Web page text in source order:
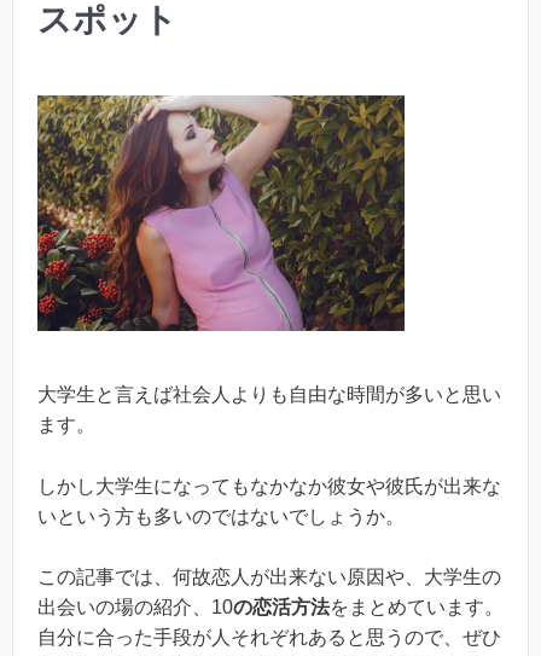
スポット
大学生と言えば社会人よりも自由な時間が多いと思い
ます。
しかし大学生になってもなかなか彼女や彼氏が出来な
いという方も多いのではないでしょうか。
この記事では、何故恋人が出来ない原因や、大学生の
出会いの場の紹介、10の恋活方法をまとめています。
自分に合った手段が人それぞれあると思うので、ぜひ